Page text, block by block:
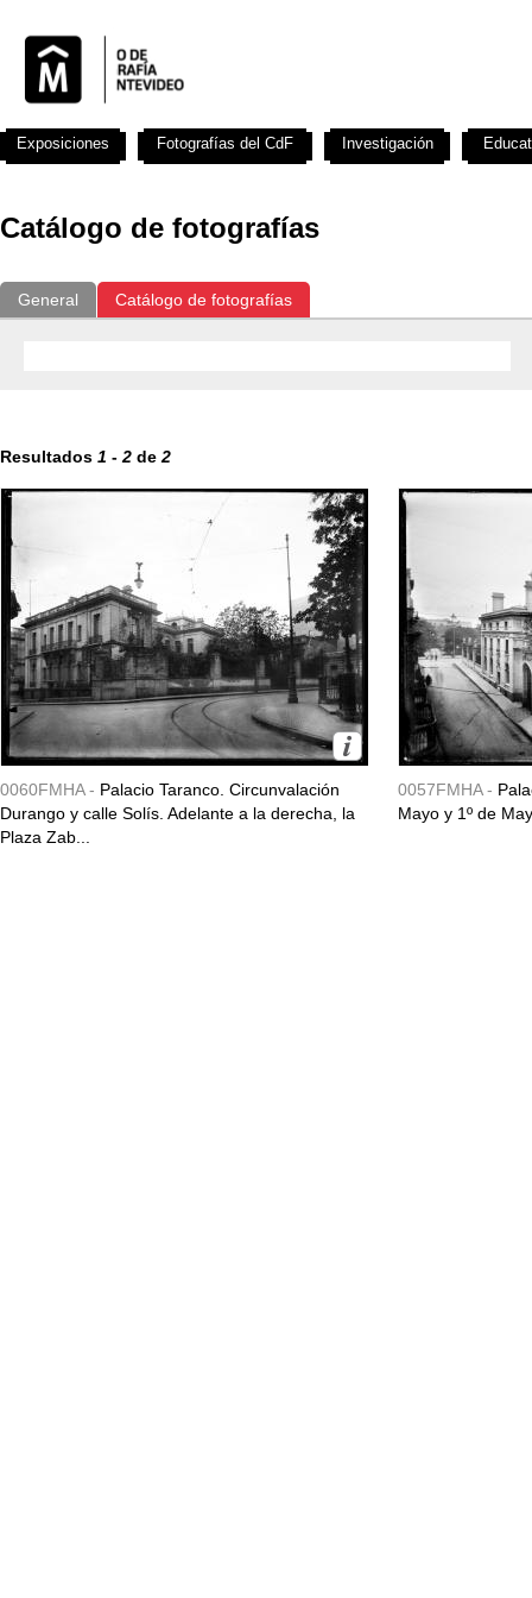
Catálogo de fotografías
General Catálogo de fotografías
Resultados 1 - 2 de 2
0060FMHA - Palacio Taranco. Circunvalación
Durango y calle Solís. Adelante a la derecha, la
Plaza Zab...
0057FMHA -
Mayo y 1º de
Exposiciones Fotografías del CdF Investigación